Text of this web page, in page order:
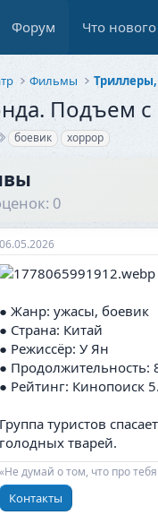
Форум Что нового
Фильмы
Подъем с
Т
и
боевик хоррор
0
06.05.2026
● Жанр: ужасы, боевик
● Страна: Китай
● Режиссёр: У Ян
● Продолжительность:
● Рейтинг: Кинопоиск
Группа туристов
голодных тварей.
«Не думай о том, что про
Контакты